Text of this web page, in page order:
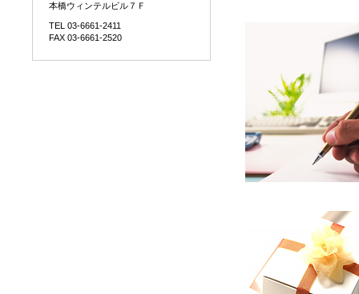
本橋ウィンテルビル７Ｆ
TEL 03-6661-2411
FAX 03-6661-2520